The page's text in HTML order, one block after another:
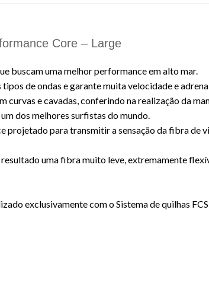
Core – Large
buscam uma melhor performance em alto mar.
de ondas e garante muita velocidade e
e cavadas, conferindo na realização da
dos melhores surfistas do mundo.
para transmitir a sensação da fibra de
uma fibra muito leve, extremamente
exclusivamente com o Sistema de quilhas